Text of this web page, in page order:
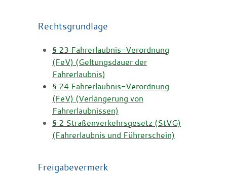
Rechtsgrundlage
§ 23 Fahrerlaubnis-Verordnung
(FeV) (Geltungsdauer der
Fahrerlaubnis)
§ 24 Fahrerlaubnis-Verordnung
(FeV) (Verlängerung von
Fahrerlaubnissen)
§ 2 Straßenverkehrsgesetz (StVG)
(Fahrerlaubnis und Führerschein)
Freigabevermerk